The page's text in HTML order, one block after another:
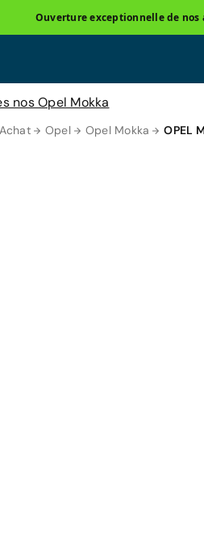
Ouverture exceptionnelle de nos
nos Opel Mokka
Achat Opel Opel Mokka OPEL